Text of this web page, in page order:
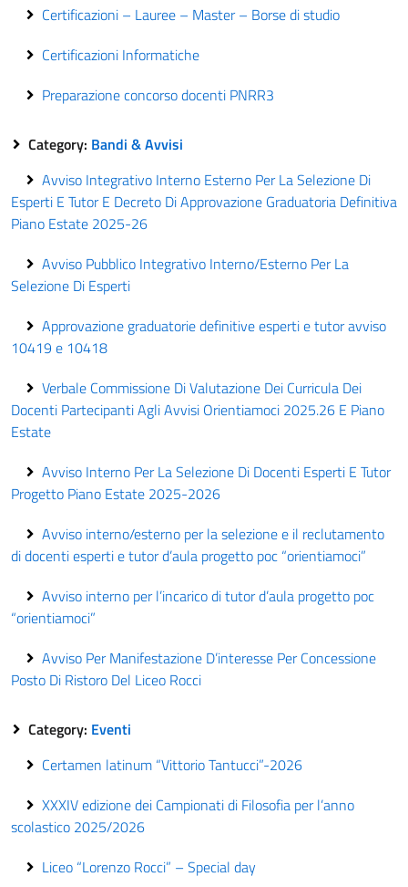
Certificazioni – Lauree – Master – Borse di studio
Certificazioni Informatiche
Preparazione concorso docenti PNRR3
Category: Bandi & Avvisi
Avviso Integrativo Interno Esterno Per La Selezione Di
Esperti E Tutor E Decreto Di Approvazione Graduatoria Definitiva
Piano Estate 2025-26
Avviso Pubblico Integrativo Interno/Esterno Per La
Selezione Di Esperti
Approvazione graduatorie definitive esperti e tutor avviso
10419 e 10418
Verbale Commissione Di Valutazione Dei Curricula Dei
Docenti Partecipanti Agli Avvisi Orientiamoci 2025.26 E Piano
Estate
Avviso Interno Per La Selezione Di Docenti Esperti E Tutor
Progetto Piano Estate 2025-2026
Avviso interno/esterno per la selezione e il reclutamento
di docenti esperti e tutor d’aula progetto poc “orientiamoci”
Avviso interno per l’incarico di tutor d’aula progetto poc
“orientiamoci”
Avviso Per Manifestazione D’interesse Per Concessione
Posto Di Ristoro Del Liceo Rocci
Category: Eventi
Certamen latinum “Vittorio Tantucci”-2026
XXXIV edizione dei Campionati di Filosofia per l’anno
scolastico 2025/2026
Liceo “Lorenzo Rocci” – Special day